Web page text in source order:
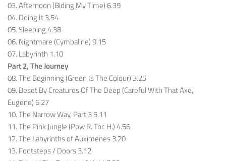
03. Afternoon (Biding My Time) 6.39
04. Doing It 3.54
05. Sleeping 4.38
06. Nightmare (Cymbaline) 9.15
07. Labyrinth 1.10
Part 2, The Journey
08. The Beginning (Green Is The Colour) 3.25
09. Beset By Creatures Of The Deep (Careful With That Axe,
Eugene) 6.27
10. The Narrow Way, Part 3 5.11
11. The Pink Jungle (Pow R. Toc H.) 4.56
12. The Labyrinths of Auximenes 3.20
13. Footsteps / Doors 3.12